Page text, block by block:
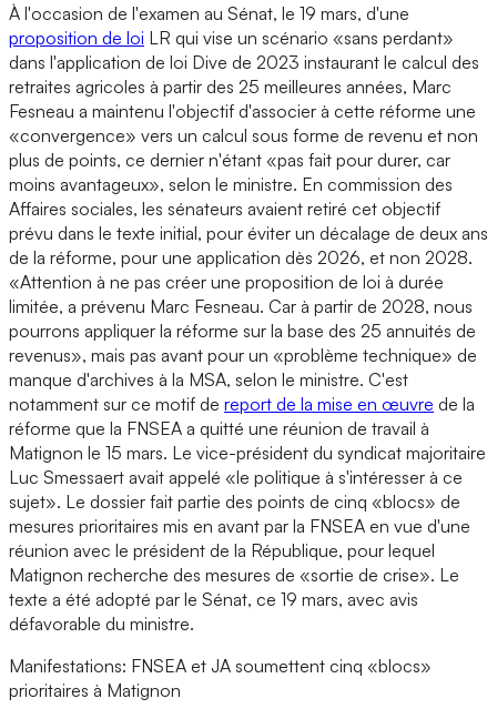
À l'occasion de l'examen au Sénat, le 19 mars, d'une
proposition de loi LR qui vise un scénario «sans perdant»
dans l'application de loi Dive de 2023 instaurant le calcul des
retraites agricoles à partir des 25 meilleures années, Marc
Fesneau a maintenu l'objectif d'associer à cette réforme une
«convergence» vers un calcul sous forme de revenu et non
plus de points, ce dernier n'étant «pas fait pour durer, car
moins avantageux», selon le ministre. En commission des
Affaires sociales, les sénateurs avaient retiré cet objectif
prévu dans le texte initial, pour éviter un décalage de deux ans
de la réforme, pour une application dès 2026, et non 2028.
«Attention à ne pas créer une proposition de loi à durée
limitée, a prévenu Marc Fesneau. Car à partir de 2028, nous
pourrons appliquer la réforme sur la base des 25 annuités de
revenus», mais pas avant pour un «problème technique» de
manque d'archives à la MSA, selon le ministre. C'est
notamment sur ce motif de report de la mise en œuvre de la
réforme que la FNSEA a quitté une réunion de travail à
Matignon le 15 mars. Le vice-président du syndicat majoritaire
Luc Smessaert avait appelé «le politique à s'intéresser à ce
sujet». Le dossier fait partie des points de cinq «blocs» de
mesures prioritaires mis en avant par la FNSEA en vue d'une
réunion avec le président de la République, pour lequel
Matignon recherche des mesures de «sortie de crise». Le
texte a été adopté par le Sénat, ce 19 mars, avec avis
défavorable du ministre.
Manifestations: FNSEA et JA soumettent cinq «blocs»
prioritaires à Matignon